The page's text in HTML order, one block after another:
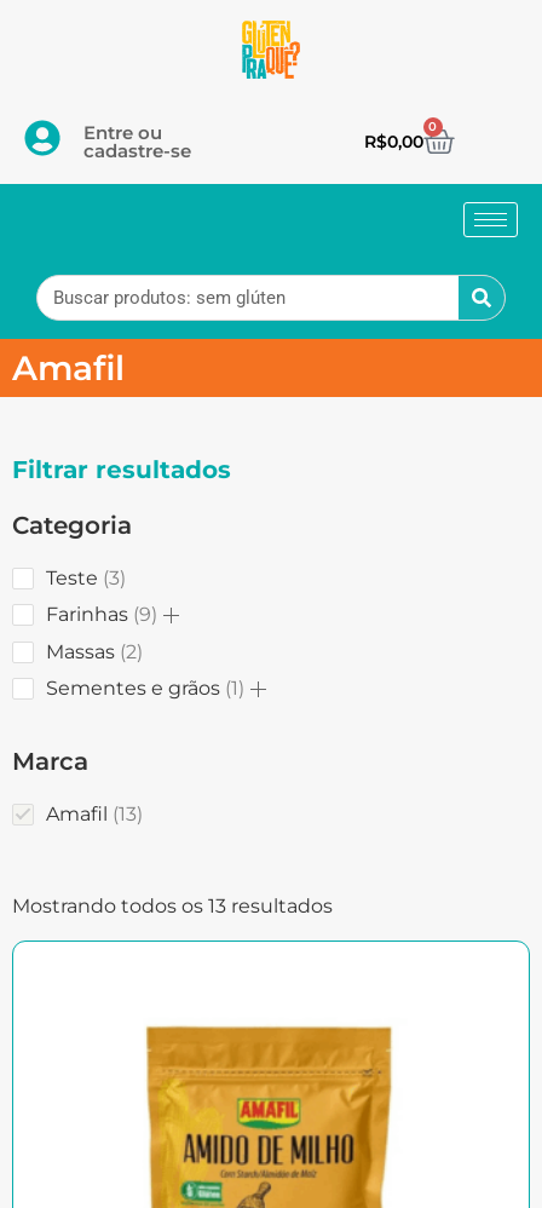
Entre ou
cadastre-se R$0,00
0
Amafil
Filtrar resultados
Categoria
Teste 3
Farinhas 9
Massas 2
Sementes e grãos 1
Marca
Amafil 13
Mostrando todos os 13 resultados